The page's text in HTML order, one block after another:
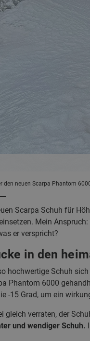
den neuen Scarpa Phantom
Scarpa Schuh für
Mein
er verspricht?
in den
hochwertige Schuh
Phantom 6000
-15 Grad, um ein
gleich verraten, der
und wendiger Schuh.